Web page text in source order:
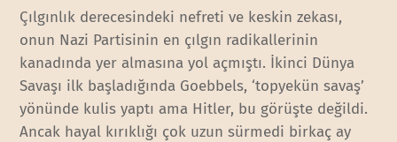
Çılgınlık derecesindeki nefreti ve keskin zekası,
onun Nazi Partisinin en çılgın radikallerinin
kanadında yer almasına yol açmıştı. İkinci Dünya
Savaşı ilk başladığında Goebbels, ‘topyekün savaş’
yönünde kulis yaptı ama Hitler, bu görüşte değildi.
Ancak hayal kırıklığı çok uzun sürmedi birkaç ay